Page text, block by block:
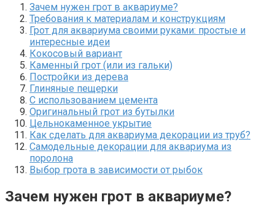
Зачем нужен грот в аквариуме?
Требования к материалам и конструкциям
Грот для аквариума своими руками: простые и
интересные идеи
Кокосовый вариант
Каменный грот (или из гальки)
Постройки из дерева
Глиняные пещерки
С использованием цемента
Оригинальный грот из бутылки
Цельнокаменное укрытие
Как сделать для аквариума декорации из труб?
Самодельные декорации для аквариума из
поролона
Выбор грота в зависимости от рыбок
Зачем нужен грот в аквариуме?